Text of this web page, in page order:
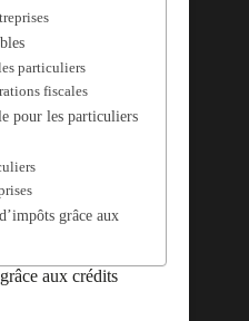
particuliers
fiscales
pour les particuliers
grâce aux
aux crédits